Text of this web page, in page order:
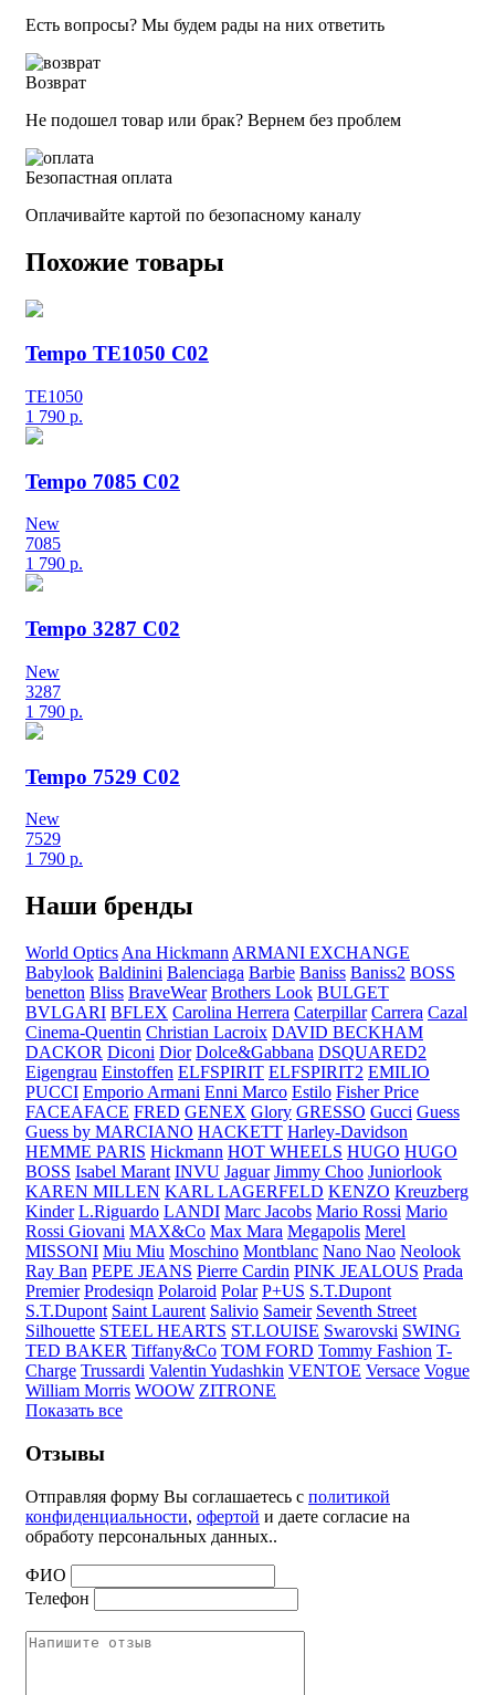
Есть вопросы? Мы будем рады на них ответить
Возврат
Не подошел товар или брак? Вернем без проблем
Безопастная оплата
Оплачивайте картой по безопасному каналу
Похожие товары
Tempo TE1050 C02
TE1050
1 790 р.
Tempo 7085 C02
New
7085
1 790 р.
Tempo 3287 C02
New
3287
1 790 р.
Tempo 7529 C02
New
7529
1 790 р.
Наши бренды
World Optics Ana Hickmann ARMANI EXCHANGE
Babylook Baldinini Balenciaga Barbie Baniss Baniss2 BOSS
benetton Bliss BraveWear Brothers Look BULGET
BVLGARI BFLEX Carolina Herrera Caterpillar Carrera Cazal
Cinema-Quentin Christian Lacroix DAVID BECKHAM
DACKOR Diconi Dior Dolce&Gabbana DSQUARED2
Eigengrau Einstoffen ELFSPIRIT ELFSPIRIT2 EMILIO
PUCCI Emporio Armani Enni Marco Estilo Fisher Price
FACEAFACE FRED GENEX Glory GRESSO Gucci Guess
Guess by MARCIANO HACKETT Harley-Davidson
HEMME PARIS Hickmann HOT WHEELS HUGO HUGO
BOSS Isabel Marant INVU Jaguar Jimmy Choo Juniorlook
KAREN MILLEN KARL LAGERFELD KENZO Kreuzberg
Kinder L.Riguardo LANDI Marc Jacobs Mario Rossi Mario
Rossi Giovani MAX&Co Max Mara Megapolis Merel
MISSONI Miu Miu Moschino Montblanc Nano Nao Neolook
Ray Ban PEPE JEANS Pierre Cardin PINK JEALOUS Prada
Premier Prodesiqn Polaroid Polar P+US S.T.Dupont
S.T.Dupont Saint Laurent Salivio Sameir Seventh Street
Silhouette STEEL HEARTS ST.LOUISE Swarovski SWING
TED BAKER Tiffany&Co TOM FORD Tommy Fashion T-
Charge Trussardi Valentin Yudashkin VENTOE Versace Vogue
William Morris WOOW ZITRONE
Показать все
Отзывы
Отправляя форму Вы соглашаетесь с политикой
конфиденциальности, офертой и даете согласие на
обработу персональных данных..
ФИО
Телефон